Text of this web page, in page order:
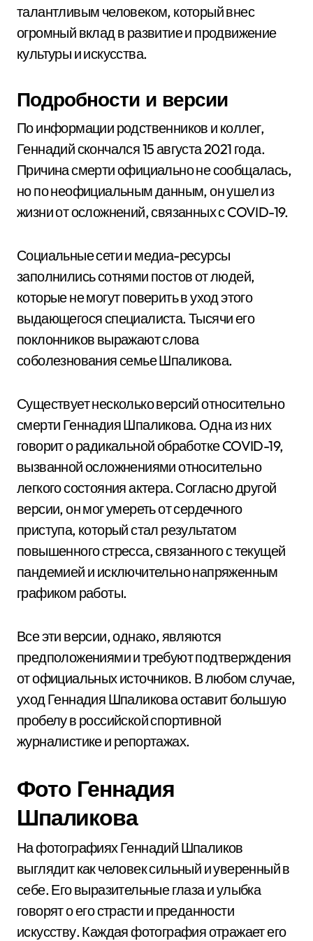
талантливым человеком, который внес
огромный вклад в развитие и продвижение
культуры и искусства.
Подробности и версии
По информации родственников и коллег,
Геннадий скончался 15 августа 2021 года.
Причина смерти официально не сообщалась,
но по неофициальным данным, он ушел из
жизни от осложнений, связанных с COVID-19.
Социальные сети и медиа-ресурсы
заполнились сотнями постов от людей,
которые не могут поверить в уход этого
выдающегося специалиста. Тысячи его
поклонников выражают слова
соболезнования семье Шпаликова.
Существует несколько версий относительно
смерти Геннадия Шпаликова. Одна из них
говорит о радикальной обработке COVID-19,
вызванной осложнениями относительно
легкого состояния актера. Согласно другой
версии, он мог умереть от сердечного
приступа, который стал результатом
повышенного стресса, связанного с текущей
пандемией и исключительно напряженным
графиком работы.
Все эти версии, однако, являются
предположениями и требуют подтверждения
от официальных источников. В любом случае,
уход Геннадия Шпаликова оставит большую
пробелу в российской спортивной
журналистике и репортажах.
Фото Геннадия
Шпаликова
На фотографиях Геннадий Шпаликов
выглядит как человек сильный и уверенный в
себе. Его выразительные глаза и улыбка
говорят о его страсти и преданности
искусству. Каждая фотография отражает его